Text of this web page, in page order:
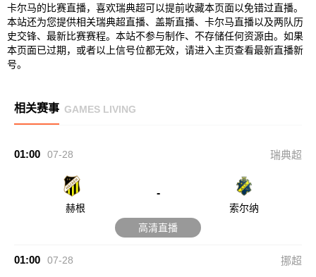
卡尔马的比赛直播，喜欢瑞典超可以提前收藏本页面以免错过直播。
本站还为您提供相关瑞典超直播、盖斯直播、卡尔马直播以及两队历
史交锋、最新比赛赛程。本站不参与制作、不存储任何资源由。如果
本页面已过期，或者以上信号位都无效，请进入主页查看最新直播新
号。
相关赛事 GAMES LIVING
01:00 07-28 瑞典超
赫根
-
索尔纳
高清直播
01:00 07-28 挪超